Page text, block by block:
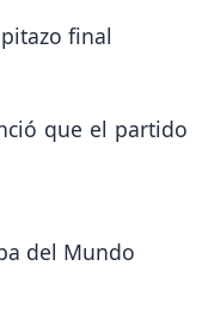
final
que el partido
del Mundo